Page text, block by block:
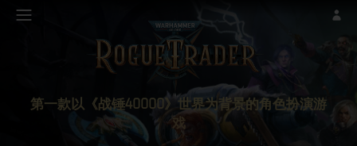
第一款以《战锤40000》世界为背景的角色扮演游
戏